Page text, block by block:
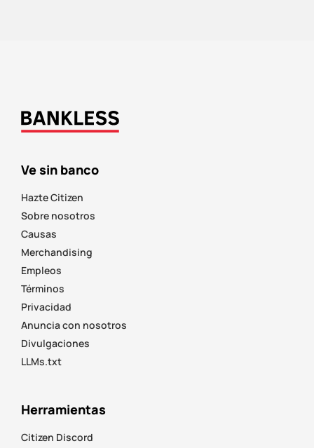
Ve sin banco
Hazte Citizen
Sobre nosotros
Causas
Merchandising
Empleos
Términos
Privacidad
Anuncia con nosotros
Divulgaciones
LLMs.txt
Herramientas
Citizen Discord